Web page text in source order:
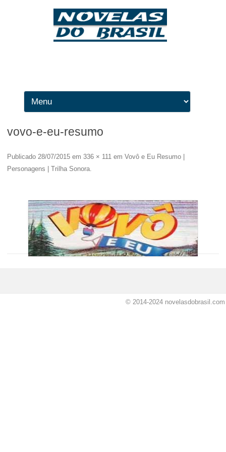
vovo-e-eu-resumo
Publicado 28/07/2015 em 336 × 111 em Vovô e Eu Resumo |
Personagens | Trilha Sonora.
© 2014-2024 novelasdobrasil.com